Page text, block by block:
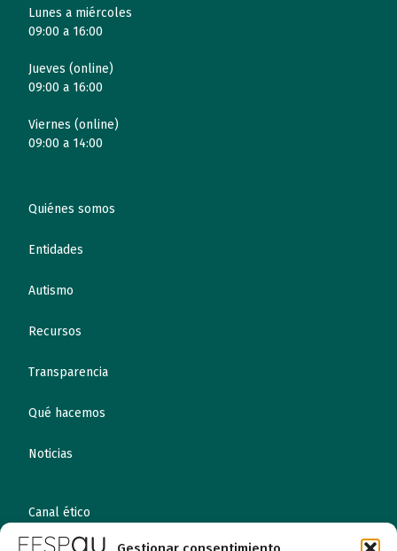
Lunes a miércoles
09:00 a 16:00
Jueves (online)
09:00 a 16:00
Viernes (online)
09:00 a 14:00
Quiénes somos
Entidades
Autismo
Recursos
Transparencia
Qué hacemos
Noticias
Canal ético